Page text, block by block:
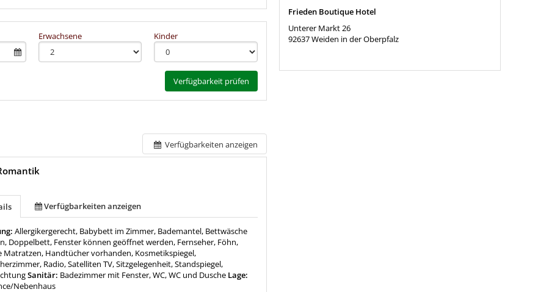
Erwachsene Kinder
Verfügbarkeit prüfen
Verfügbarkeiten anzeigen
Verfügbarkeiten anzeigen
Allergikergerecht, Babybett im Zimmer, Bademantel, Bettwäsche
Doppelbett, Fenster können geöffnet werden, Fernseher, Föhn,
Matratzen, Handtücher vorhanden, Kosmetikspiegel,
Radio, Satelliten TV, Sitzgelegenheit, Standspiegel,
Sanitär: Badezimmer mit Fenster, WC, WC und Dusche Lage:
Nebenhaus
Frieden Boutique Hotel
Unterer Markt 26
92637Weiden in der Oberpfalz